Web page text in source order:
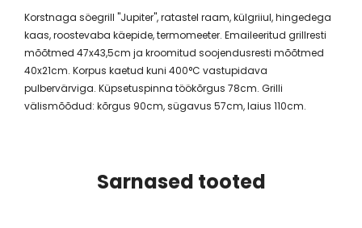
Korstnaga söegrill "Jupiter", ratastel raam, külgriiul, hingedega
kaas, roostevaba käepide, termomeeter. Emaileeritud grillresti
mõõtmed 47x43,5cm ja kroomitud soojendusresti mõõtmed
40x21cm. Korpus kaetud kuni 400°C vastupidava
pulbervärviga. Küpsetuspinna töökõrgus 78cm. Grilli
välismõõdud: kõrgus 90cm, sügavus 57cm, laius 110cm.
Sarnased tooted